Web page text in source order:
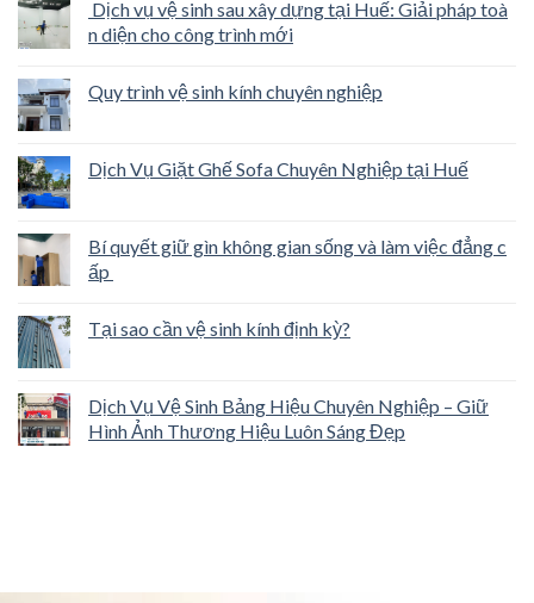
Dịch vụ vệ sinh sau xây dựng tại Huế: Giải pháp toà
n diện cho công trình mới
Quy trình vệ sinh kính chuyên nghiệp
Dịch Vụ Giặt Ghế Sofa Chuyên Nghiệp tại Huế
Bí quyết giữ gìn không gian sống và làm việc đẳng c
ấp
Tại sao cần vệ sinh kính định kỳ?
Dịch Vụ Vệ Sinh Bảng Hiệu Chuyên Nghiệp – Giữ
Hình Ảnh Thương Hiệu Luôn Sáng Đẹp